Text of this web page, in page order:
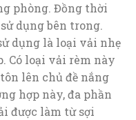
phòng. Đồng thời
dụng bên trong.
dụng là loại vải nhẹ
Có loại vải rèm này
lên chủ đề nắng
hợp này, đa phần
được làm từ sợi